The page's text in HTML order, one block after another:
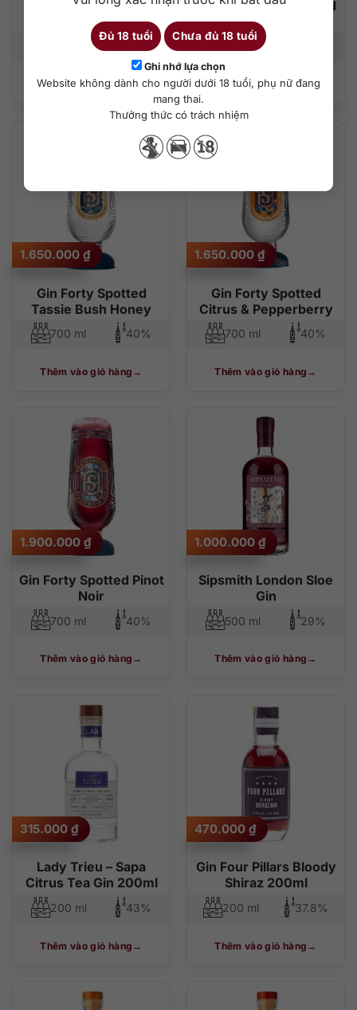
Đủ 18 tuổi Chưa đủ 18 tuổi
Ghi nhớ lựa chọn
Website không dành cho người dưới 18 tuổi, phụ nữ đang
mang thai.
Thưởng thức có trách nhiệm
Gin Forty Spotted
Raspberry & Rose
Thêm vào giỏ hàng
Gin Forty Spotted Wild
Rose
700 ml
Thêm vào giỏ hàng
Gin Forty Spotted
Tassie Bush Honey
1.650.000 ₫
700 ml 40%
Thêm vào giỏ hàng
Gin Forty Spotted
Citrus & Pepperberry
1.650.000 ₫
700 ml 40%
Thêm vào giỏ hàng
Gin Forty Spotted Pinot
Noir
1.900.000 ₫
700 ml 40%
Thêm vào giỏ hàng
Sipsmith London Sloe
Gin
1.000.000 ₫
500 ml 29%
Thêm vào giỏ hàng
Lady Trieu – Sapa
Citrus Tea Gin 200ml
315.000 ₫
200 ml 43%
Thêm vào giỏ hàng
Gin Four Pillars Bloody
Shiraz 200ml
470.000 ₫
200 ml 37.8%
Thêm vào giỏ hàng